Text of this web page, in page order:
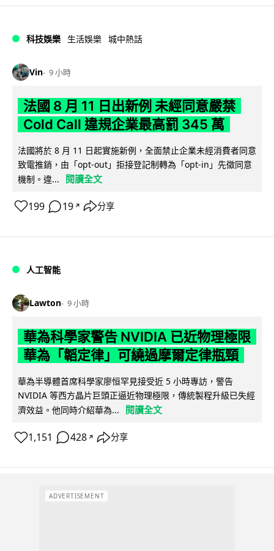
科技娛樂 生活娛樂 城中熱話
Vin 9 小時
法國 8 月 11 日出新例 未經同意嚴禁
Cold Call 違規企業最高罰 345 萬
法國將於 8 月 11 日起實施新例，全面禁止企業未經消費者同意
致電推銷，由「opt-out」拒接登記制轉為「opt-in」先徵同意
機制。違...
閱讀全文
199 19 ↗ 分享
人工智能
Lawton 9 小時
華為科學家警告 NVIDIA 已近物理極限
華為「韜定律」可繞過摩爾定律瓶頸
華為半導體首席科學家廖恒罕見接受近 5 小時專訪，警告
NVIDIA 等西方晶片巨頭正逼近物理極限，傳統製程升級已失經
濟效益。他同時介紹華為...
閱讀全文
1,151 428 ↗ 分享
ADVERTISEMENT